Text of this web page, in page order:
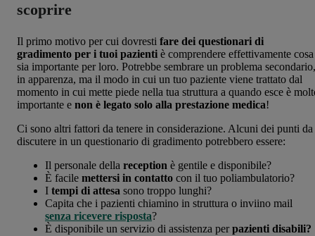
scoprire
Il primo motivo per cui dovresti fare dei questionari di
gradimento per i tuoi pazienti è comprendere effettivamente cosa
sia importante per loro. Potrebbe sembrare un problema secondario,
in apparenza, ma il modo in cui un tuo paziente viene trattato dal
momento in cui mette piede nella tua struttura a quando esce è
importante e non è legato solo alla prestazione medica!
Ci sono altri fattori da tenere in considerazione. Alcuni dei punti da
discutere in un questionario di gradimento potrebbero essere:
Il personale della reception è gentile e disponibile?
È facile mettersi in contatto con il tuo poliambulatorio?
I tempi di attesa sono troppo lunghi?
Capita che i pazienti chiamino in struttura o inviino mail
senza ricevere risposta?
È disponibile un servizio di assistenza perpazienti disabili?